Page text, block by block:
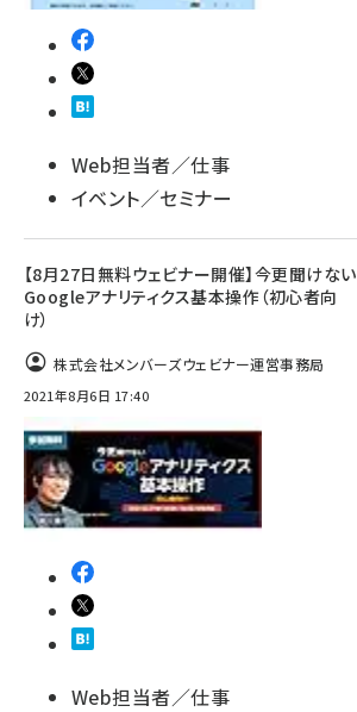
Web担当者／仕事
イベント／セミナー
【8月27日無料ウェビナー開催】今更聞けない
Googleアナリティクス基本操作（初心者向
け）
株式会社メンバーズウェビナー運営事務局
2021年8月6日 17:40
Web担当者／仕事